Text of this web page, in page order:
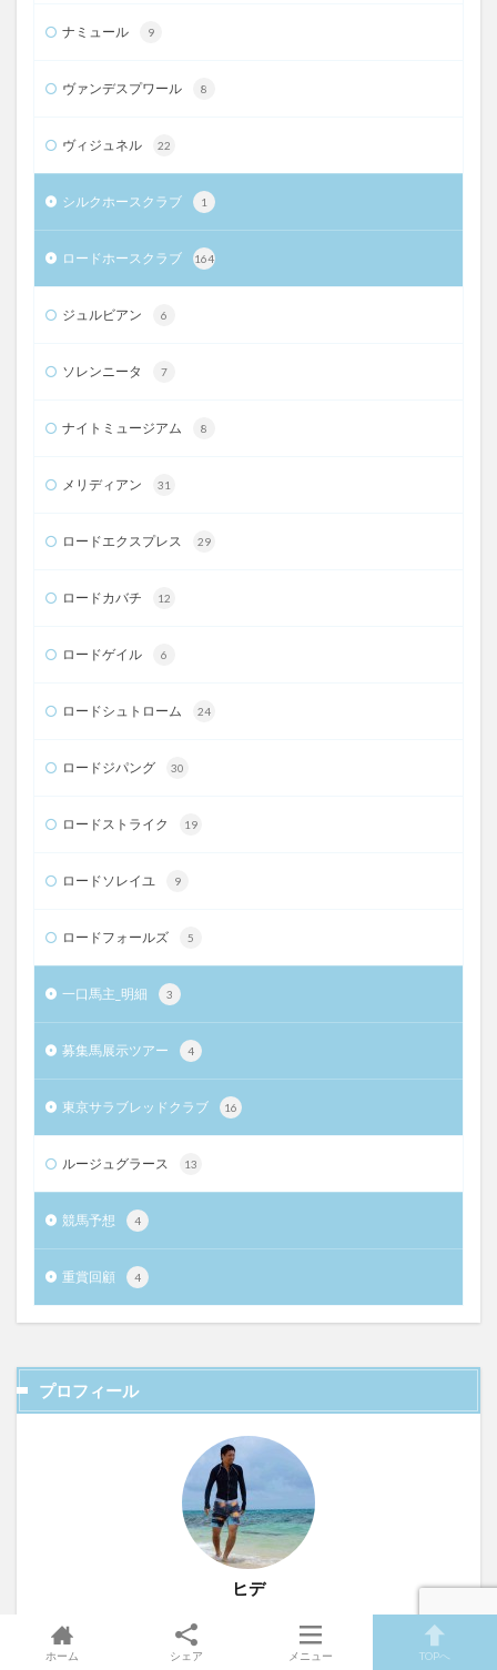
ナミュール 9
ヴァンデスプワール 8
ヴィジュネル 22
シルクホースクラブ 1
ロードホースクラブ 164
ジュルビアン 6
ソレンニータ 7
ナイトミュージアム 8
メリディアン 31
ロードエクスプレス 29
ロードカバチ 12
ロードゲイル 6
ロードシュトローム 24
ロードジパング 30
ロードストライク 19
ロードソレイユ 9
ロードフォールズ 5
一口馬主_明細 3
募集馬展示ツアー 4
東京サラブレッドクラブ 16
ルージュグラース 13
競馬予想 4
重賞回顧 4
プロフィール
ヒデ
鞍上：ヒデ
年齢：1984年生まれ
ホーム シェア メニュー TOPへ